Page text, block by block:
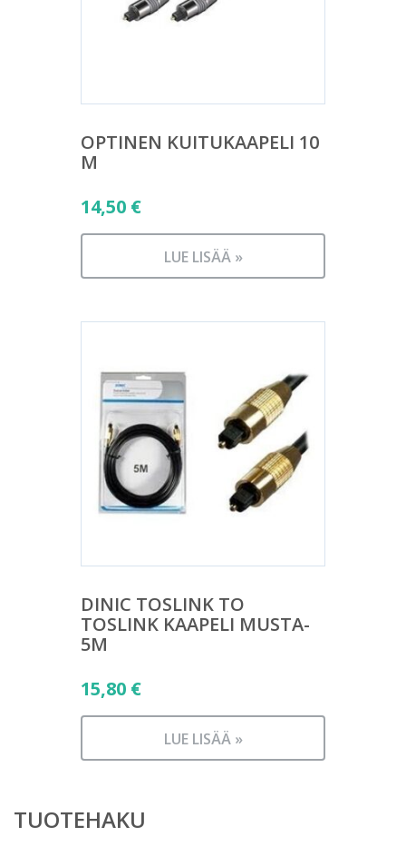
OPTINEN KUITUKAAPELI 10
M
14,50 €
LUE LISÄÄ »
DINIC TOSLINK TO
TOSLINK KAAPELI MUSTA-
5M
15,80 €
LUE LISÄÄ »
TUOTEHAKU